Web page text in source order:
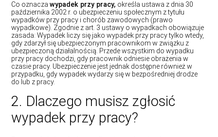
Co oznacza wypadek przy pracy, określa ustawa z dnia 30
października 2002 r. o ubezpieczeniu społecznym z tytułu
wypadków przy pracy i chorób zawodowych (prawo
wypadkowe). Zgodnie z art. 3 ustawy o wypadkach obowiązuje
zasada: Wypadek liczy się jako wypadek przy pracy tylko wtedy,
gdy zdarzył się ubezpieczonym pracownikom w związku z
ubezpieczoną działalnością. Przede wszystkim do wypadku
przy pracy dochodzi, gdy pracownik odniesie obrażenia w
czasie pracy. Ubezpieczenie jest jednak dostępne również w
przypadku, gdy wypadek wydarzy się w bezpośredniej drodze
do lub z pracy.
2. Dlaczego musisz zgłosić
wypadek przy pracy?